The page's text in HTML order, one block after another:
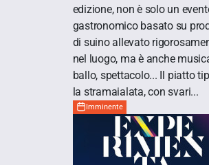
edizione, non è solo un
gastronomico basato su
di suino allevato
nel luogo, ma è anche
ballo, spettacolo... Il piatto
la stramaialata, con svari...
Imminente